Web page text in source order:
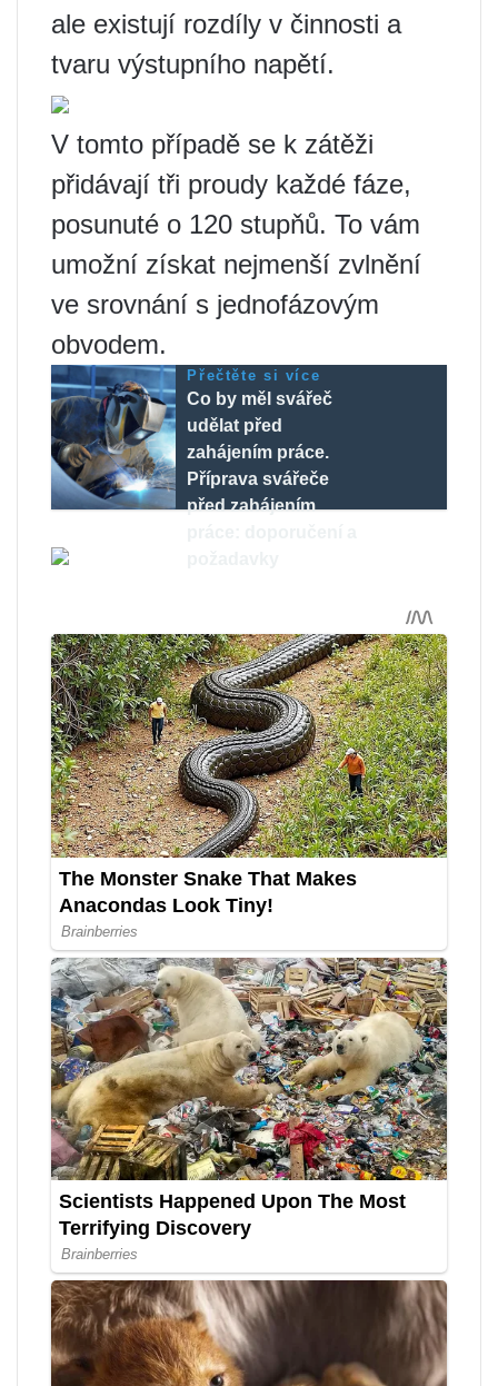
ale existují rozdíly v činnosti a
tvaru výstupního napětí.
V tomto případě se k zátěži
přidávají tři proudy každé fáze,
posunuté o 120 stupňů. To vám
umožní získat nejmenší zvlnění
ve srovnání s jednofázovým
obvodem.
Přečtěte si více
Co by měl svářeč
udělat před
zahájením práce.
Příprava svářeče
před zahájením